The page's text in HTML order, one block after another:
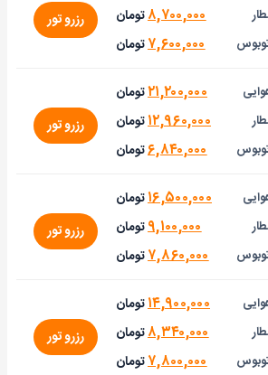
۸,۷۰۰,۰۰۰تومان
۷,۶۰۰,۰۰۰تومان
رزرو تور
۲۱,۲۰۰,۰۰۰تومان
۱۲,۹۶۰,۰۰۰تومان
۶,۸۴۰,۰۰۰تومان
رزرو تور
۱۶,۵۰۰,۰۰۰تومان
۹,۱۰۰,۰۰۰تومان
۷,۸۶۰,۰۰۰تومان
رزرو تور
۱۴,۹۰۰,۰۰۰تومان
۸,۳۴۰,۰۰۰تومان
۷,۸۰۰,۰۰۰تومان
رزرو تور